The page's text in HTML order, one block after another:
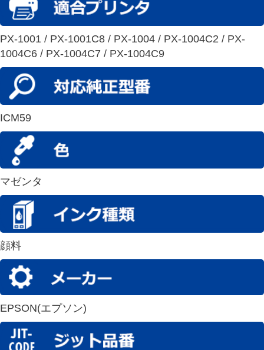
PX-1001 / PX-1001C8 / PX-1004 / PX-1004C2 / PX-
1004C6 / PX-1004C7 / PX-1004C9
ICM59
マゼンタ
顔料
EPSON(エプソン)